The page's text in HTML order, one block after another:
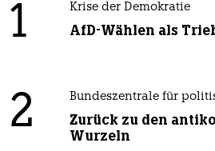
1 Krise der Demokratie
AfD-Wählen als
2 Bundeszentrale für
Zurück zu den
Wurzeln